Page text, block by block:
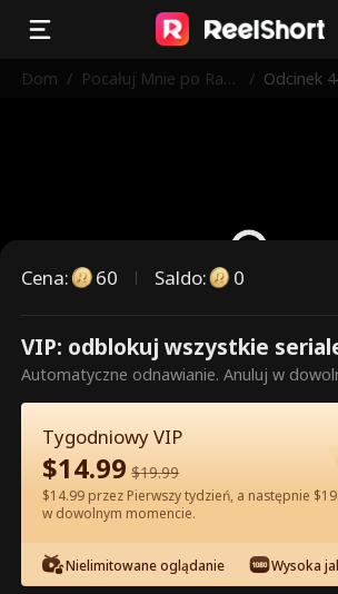
Dom / Pocałuj Mnie po Raz
/ Odcinek
To są płatne odcinki.
aby oglądać.
60
Cena: 60 Saldo: 0
VIP: odblokuj wszystkie
Automatyczne odnawianie. Anuluj w
Tygodniowy VIP
$14.99 $19.99
$14.99 przez Pierwszy tydzień, a następnie
w dowolnym momencie.
Nielimitowane oglądanie Wysoka